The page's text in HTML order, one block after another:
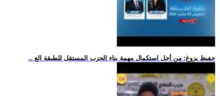
.. حفيظ يزوغ: من أجل استكمال مهمة بناء الحزب المستقل للطبقة الع